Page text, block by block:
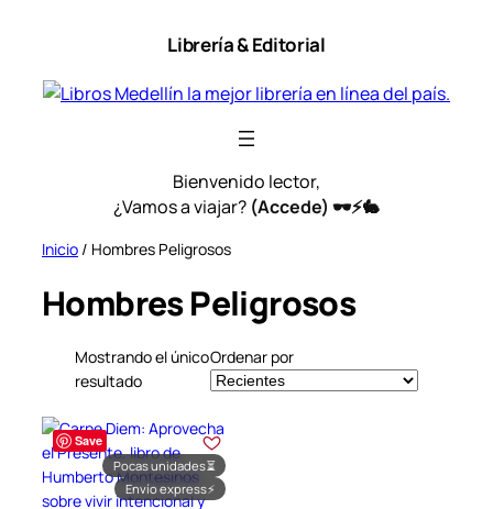
contenido
Librería & Editorial
Bienvenido lector,
¿Vamos a viajar? (Accede) 🕶️⚡🐇
Inicio / Hombres Peligrosos
Hombres Peligrosos
Mostrando el único
resultado
Ordenar por
Save
Pocas unidades⏳
Envío express⚡